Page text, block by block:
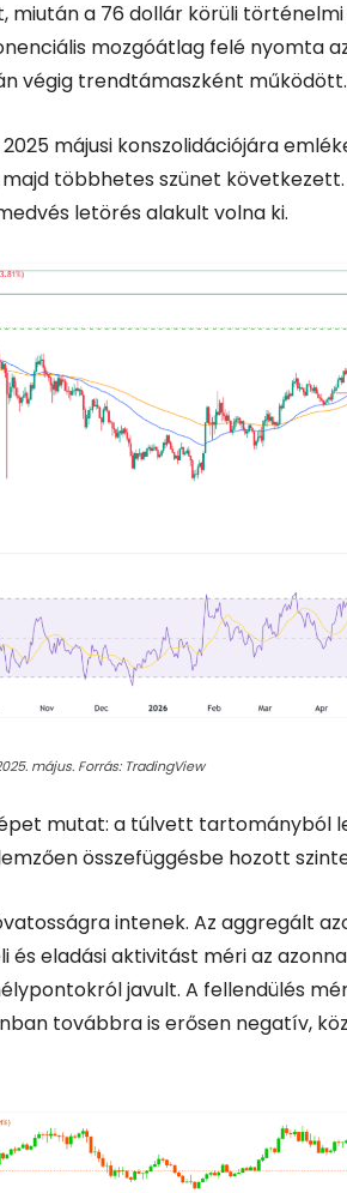
miután a 76 dollár körüli
mozgóátlag felé nyomta
végig trendtámaszként működött.
2025 májusi konszolidációjára
többhetes szünet
letörés alakult volna ki.
május. Forrás: TradingView
mutat: a túlvett tartományból
összefüggésbe hozott
intenek. Az aggregált
eladási aktivitást méri az
javult. A fellendülés
továbbra is erősen negatív,